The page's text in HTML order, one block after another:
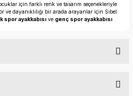
için farklı renk ve tasarım seçenekleriyle
ve dayanıklılığı bir arada arayanlar için Sibel
spor ayakkabısı ve genç spor ayakkabısı